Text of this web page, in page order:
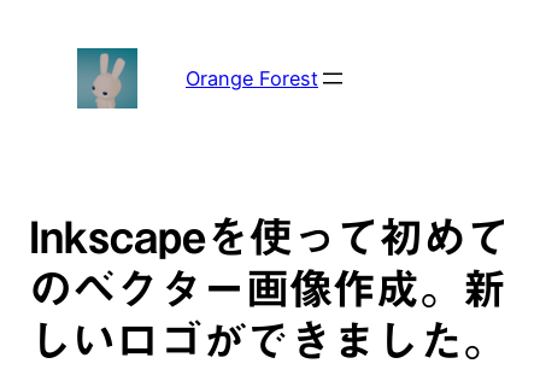
Orange Forest
Inkscapeを使って初めて
のベクター画像作成。新
しいロゴができました。